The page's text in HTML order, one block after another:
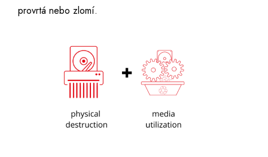
provrtá nebo zlomí.